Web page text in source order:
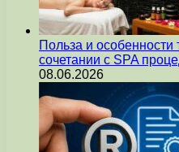
Польза и особенности
сочетании с SPA
08.06.2026